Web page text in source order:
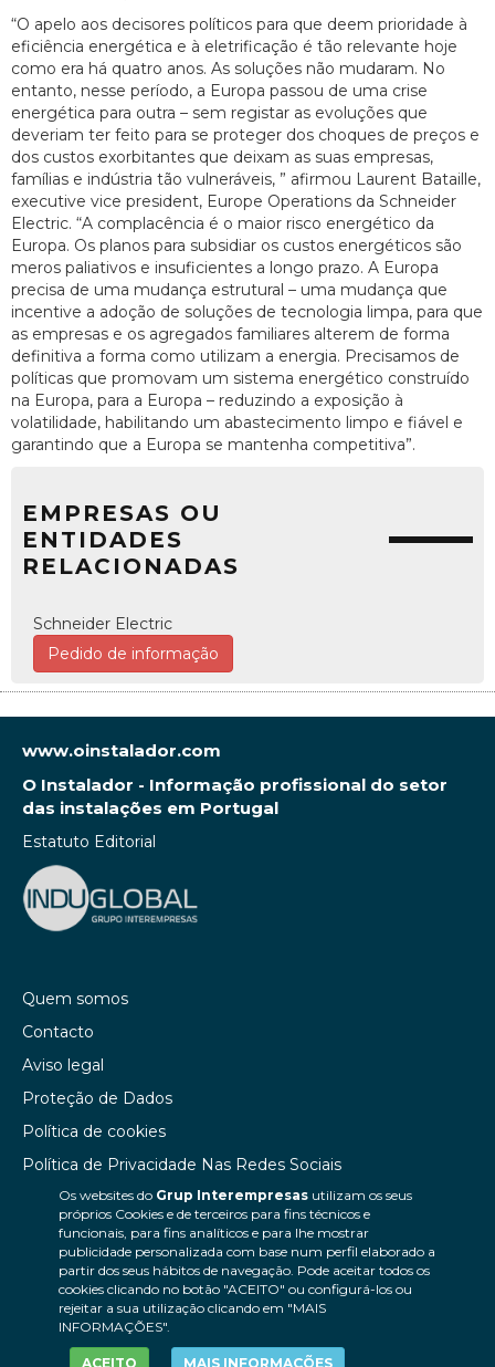
Os websites do Grup Interempresasutilizam os seus
próprios Cookies e de terceiros para fins técnicos e
funcionais, para fins analíticos e para lhe mostrar
publicidade personalizada com base num perfil elaborado a
partir dos seus hábitos de navegação. Pode aceitar todos os
cookies clicando no botão "ACEITO" ou configurá-los ou
rejeitar a sua utilização clicando em "MAIS
INFORMAÇÕES".
ACEITO MAIS INFORMAÇÕES
“O apelo aos decisores políticos para que deem prioridade à
eficiência energética e à eletrificação é tão relevante hoje
como era há quatro anos. As soluções não mudaram. No
entanto, nesse período, a Europa passou de uma crise
energética para outra – sem registar as evoluções que
deveriam ter feito para se proteger dos choques de preços e
dos custos exorbitantes que deixam as suas empresas,
famílias e indústria tão vulneráveis, ” afirmou Laurent Bataille,
executive vice president, Europe Operations da Schneider
Electric. “A complacência é o maior risco energético da
Europa. Os planos para subsidiar os custos energéticos são
meros paliativos e insuficientes a longo prazo. A Europa
precisa de uma mudança estrutural – uma mudança que
incentive a adoção de soluções de tecnologia limpa, para que
as empresas e os agregados familiares alterem de forma
definitiva a forma como utilizam a energia. Precisamos de
políticas que promovam um sistema energético construído
na Europa, para a Europa – reduzindo a exposição à
volatilidade, habilitando um abastecimento limpo e fiável e
garantindo que a Europa se mantenha competitiva”.
EMPRESAS OU
ENTIDADES
RELACIONADAS
Schneider Electric
Pedido de informação
www.oinstalador.com
O Instalador - Informação profissional do setor
das instalações em Portugal
Estatuto Editorial
Quem somos
Contacto
Aviso legal
Proteção de Dados
Política de cookies
Política de Privacidade Nas Redes Sociais
Canal de denúncias
Colaborações editoriais